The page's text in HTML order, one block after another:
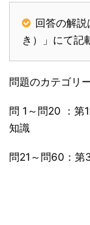
回答の解
き）」にて記
問題のカテゴリ
問 1～問20 ：第
知識
問21～問60：第